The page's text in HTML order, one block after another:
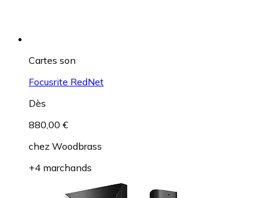
Cartes son
Focusrite RedNet
Dès
880,00 €
chez Woodbrass
+4 marchands